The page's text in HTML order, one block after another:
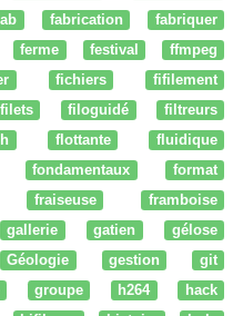
fabrication
fabriquer
ferme festival
ffmpeg
fichiers
fifilement
filets filoguidé
filtreurs
flottante
fluidique
fondamentaux
format
fraiseuse
framboise
gallerie gatien
gélose
Géologie gestion
git
groupe h264
hack